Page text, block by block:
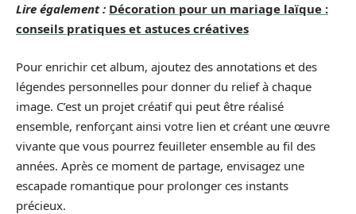
Lire également : Décoration pour un mariage laïque :
conseils pratiques et astuces créatives
Pour enrichir cet album, ajoutez des annotations et des
légendes personnelles pour donner du relief à chaque
image. C’est un projet créatif qui peut être réalisé
ensemble, renforçant ainsi votre lien et créant une œuvre
vivante que vous pourrez feuilleter ensemble au fil des
années. Après ce moment de partage, envisagez une
escapade romantique pour prolonger ces instants
précieux.